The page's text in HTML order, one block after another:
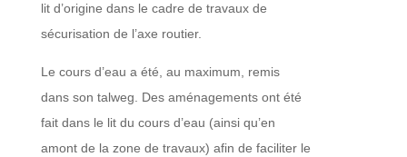
lit d’origine dans le cadre de travaux de
sécurisation de l’axe routier.
Le cours d’eau a été, au maximum, remis
dans son talweg. Des aménagements ont été
fait dans le lit du cours d’eau (ainsi qu’en
amont de la zone de travaux) afin de faciliter le